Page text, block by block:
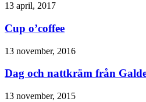
13 april, 2017
Cup o’coffee
13 november, 2016
Dag och nattkräm från
13 november, 2015